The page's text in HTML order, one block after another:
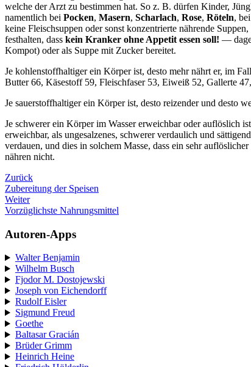
welche der Arzt zu bestimmen hat. So z. B. dürfen Kinder,
namentlich bei Pocken, Masern, Scharlach, Rose, Röteln,
keine Fleischsuppen oder sonst konzentrierte nährende
festhalten, dass kein Kranker ohne Appetit essen soll! —
Kompot) oder als Suppe mit Zucker bereitet.
Je kohlenstoffhaltiger ein Körper ist, desto mehr nährt er, im
Butter 66, Käsestoff 59, Fleischfaser 53, Eiweiß 52, Gallerte
Je sauerstoffhaltiger ein Körper ist, desto reizender und desto
Je schwerer ein Körper im Wasser erweichbar oder auflöslich
erweichbar, als ungesalzenes, schwerer verdaulich und
verdauen, und dies in solchem Masse, dass ein sehr
nähren nicht.
Zurück
Zubereitung der Speisen
Weiter
Vorzüglichste Nahrungsmittel
Autoren-Apps
Walter Benjamin
Wilhelm Busch
Fjodor M. Dostojewski
Joseph von Eichendorff
Rudolf Eisler
Sigmund Freud
Goethe
Baltasar Gracián
Brüder Grimm
Heinrich Heine